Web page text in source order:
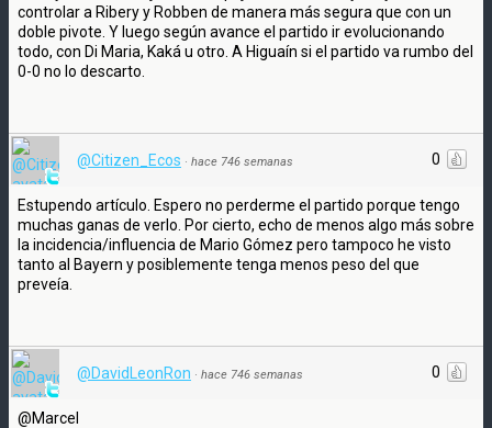
controlar a Ribery y Robben de manera más segura que con un
doble pivote. Y luego según avance el partido ir evolucionando
todo, con Di Maria, Kaká u otro. A Higuaín si el partido va rumbo del
0-0 no lo descarto.
0
@Citizen_Ecos · hace 746 semanas
Estupendo artículo. Espero no perderme el partido porque tengo
muchas ganas de verlo. Por cierto, echo de menos algo más sobre
la incidencia/influencia de Mario Gómez pero tampoco he visto
tanto al Bayern y posiblemente tenga menos peso del que
preveía.
0
@DavidLeonRon · hace 746 semanas
@Marcel